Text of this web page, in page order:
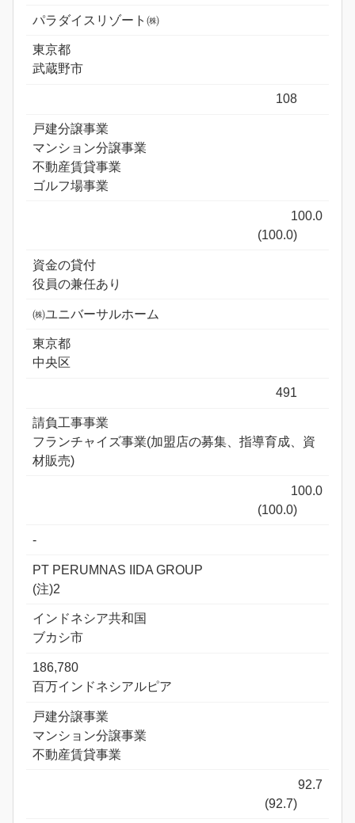
パラダイスリゾート㈱
東京都
武蔵野市
108
戸建分譲事業
マンション分譲事業
不動産賃貸事業
ゴルフ場事業
100.0
(100.0)
資金の貸付
役員の兼任あり
㈱ユニバーサルホーム
東京都
中央区
491
請負工事事業
フランチャイズ事業(加盟店の募集、指導育成、資
材販売)
100.0
(100.0)
-
PT PERUMNAS IIDA GROUP
(注)2
インドネシア共和国
ブカシ市
186,780
百万インドネシアルピア
戸建分譲事業
マンション分譲事業
不動産賃貸事業
92.7
(92.7)